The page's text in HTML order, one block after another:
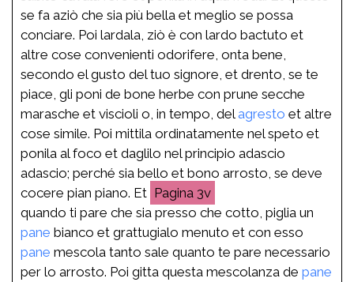
se fa aziò che sia più bella et meglio se possa
conciare. Poi lardala, ziò è con lardo bactuto et
altre cose convenienti odorifere, onta bene,
secondo el gusto del tuo signore, et drento, se te
piace, gli poni de bone herbe con prune secche
marasche et viscioli o, in tempo, delagresto et altre
cose simile. Poi mittila ordinatamente nel speto et
ponila al foco et daglilo nel principio adascio
adascio; perché sia bello et bono arrosto, se deve
cocere pian piano. Et
3v
quando ti pare che sia presso che cotto, piglia un
pane bianco et grattugialo menuto et con esso
pane mescola tanto sale quanto te pare necessario
per lo arrosto. Poi gitta questa mescolanza de pane